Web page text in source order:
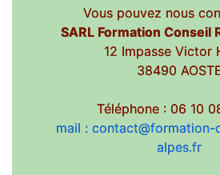
Vous pouvez nous
SARL Formation Conseil
12 Impasse Victor
38490
Téléphone : 06 10
mail : contact@formation-
alpes.fr